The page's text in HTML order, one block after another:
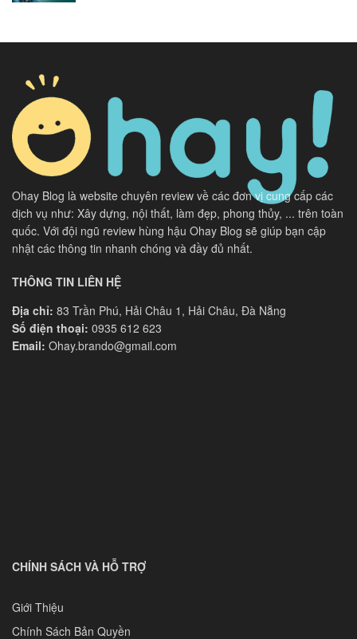
Ohay Blog là website chuyên review về các đơn vị cung cấp các
dịch vụ như: Xây dựng, nội thất, làm đẹp, phong thủy, ... trên toàn
quốc. Với đội ngũ review hùng hậu Ohay Blog sẽ giúp bạn cập
nhật các thông tin nhanh chóng và đầy đủ nhất.
THÔNG TIN LIÊN HỆ
Địa chỉ: 83 Trần Phú, Hải Châu 1, Hải Châu, Đà Nẵng
Số điện thoại: 0935 612 623
Email: Ohay.brando@gmail.com
CHÍNH SÁCH VÀ HỖ TRỢ
Giới Thiệu
Chính Sách Bản Quyền